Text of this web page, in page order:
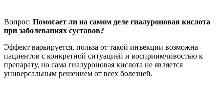
Вопрос: Помогает ли на самом деле гиалуроновая кислота
при заболеваниях суставов?
Эффект варьируется, польза от такой инъекции возможна
пациентов с конкретной ситуацией и восприимчивостью к
препарату, но сама гиалуроновая кислота не является
универсальным решением от всех болезней.